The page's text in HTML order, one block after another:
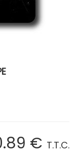
.89 € T.T.C.